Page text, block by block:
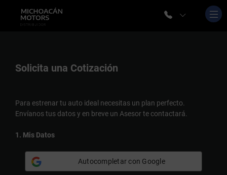
Solicita una Cotización
Para estrenar tu auto ideal necesitas un plan perfecto.
Envíanos tus datos y en breve un Asesor te contactará.
1. Mis Datos
Autocompletar con Google